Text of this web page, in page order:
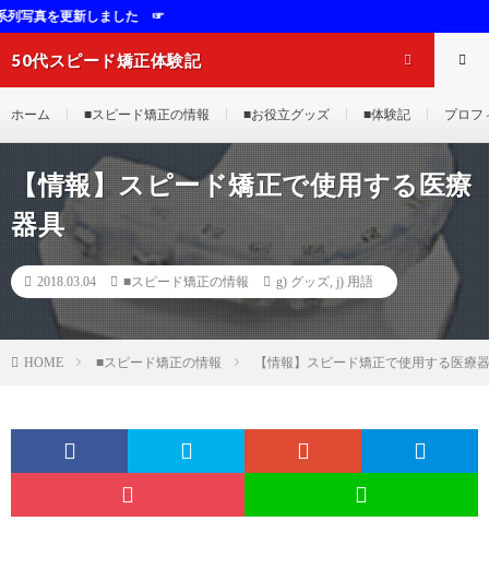
新しました ☞
50代スピード矯正体験記
ホーム ■スピード矯正の情報 ■お役立グッズ ■体験記 プロフ
【情報】スピード矯正で使用する医療
器具
2018.03.04 ■スピード矯正の情報 g) グッズ, j) 用語
HOME ■スピード矯正の情報 【情報】スピード矯正で使用する医療